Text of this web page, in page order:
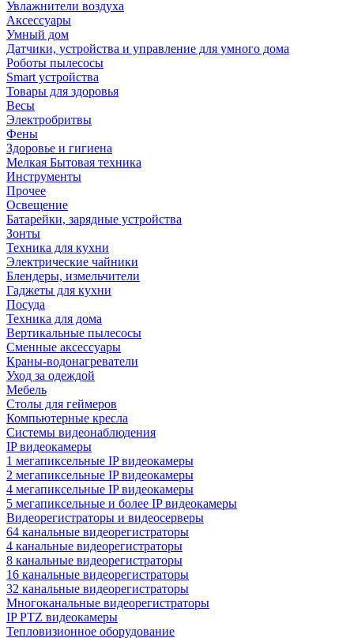
Увлажнители воздуха
Аксессуары
Умный дом
Датчики, устройства и управление для умного дома
Роботы пылесосы
Smart устройства
Товары для здоровья
Весы
Электробритвы
Фены
Здоровье и гигиена
Мелкая Бытовая техника
Инструменты
Прочее
Освещение
Батарейки, зарядные устройства
Зонты
Техника для кухни
Электрические чайники
Блендеры, измельчители
Гаджеты для кухни
Посуда
Техника для дома
Вертикальные пылесосы
Сменные аксессуары
Краны-водонагреватели
Уход за одеждой
Мебель
Столы для геймеров
Компьютерные кресла
Системы видеонаблюдения
IP видеокамеры
1 мегапиксельные IP видеокамеры
2 мегапиксельные IP видеокамеры
4 мегапиксельные IP видеокамеры
5 мегапиксельные и более IP видеокамеры
Видеорегистраторы и видеосерверы
64 канальные видеорегистраторы
4 канальные видеорегистраторы
8 канальные видеорегистраторы
16 канальные видеорегистраторы
32 канальные видеорегистраторы
Многоканальные видеорегистраторы
IP PTZ видеокамеры
Тепловизионное оборудование